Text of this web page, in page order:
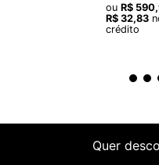
ou R$ 590,
R$ 32,83
crédito
Quer